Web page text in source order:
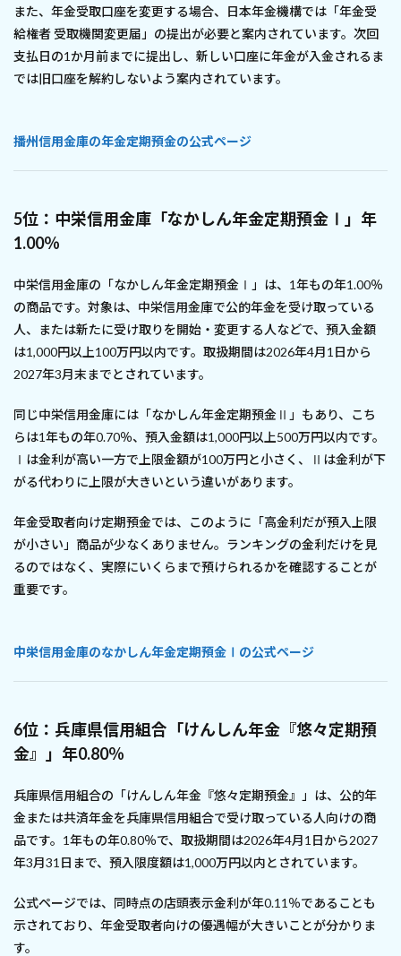
また、年金受取口座を変更する場合、日本年金機構では「年金受
給権者 受取機関変更届」の提出が必要と案内されています。次回
支払日の1か月前までに提出し、新しい口座に年金が入金されるま
では旧口座を解約しないよう案内されています。
播州信用金庫の年金定期預金の公式ページ
5位：中栄信用金庫「なかしん年金定期預金Ⅰ」年
1.00％
中栄信用金庫の「なかしん年金定期預金Ⅰ」は、1年もの年1.00％
の商品です。対象は、中栄信用金庫で公的年金を受け取っている
人、または新たに受け取りを開始・変更する人などで、預入金額
は1,000円以上100万円以内です。取扱期間は2026年4月1日から
2027年3月末までとされています。
同じ中栄信用金庫には「なかしん年金定期預金Ⅱ」もあり、こち
らは1年もの年0.70％、預入金額は1,000円以上500万円以内です。
Ⅰは金利が高い一方で上限金額が100万円と小さく、Ⅱは金利が下
がる代わりに上限が大きいという違いがあります。
年金受取者向け定期預金では、このように「高金利だが預入上限
が小さい」商品が少なくありません。ランキングの金利だけを見
るのではなく、実際にいくらまで預けられるかを確認することが
重要です。
中栄信用金庫のなかしん年金定期預金Ⅰの公式ページ
6位：兵庫県信用組合「けんしん年金『悠々定期預
金』」年0.80％
兵庫県信用組合の「けんしん年金『悠々定期預金』」は、公的年
金または共済年金を兵庫県信用組合で受け取っている人向けの商
品です。1年もの年0.80％で、取扱期間は2026年4月1日から2027
年3月31日まで、預入限度額は1,000万円以内とされています。
公式ページでは、同時点の店頭表示金利が年0.11％であることも
示されており、年金受取者向けの優遇幅が大きいことが分かりま
す。